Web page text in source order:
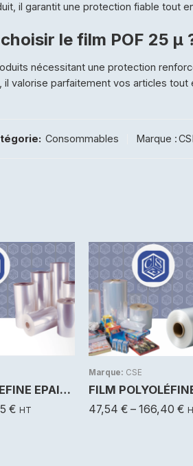
il garantit une protection fiable tout
le film POF 25 µ
nécessitant une protection
il valorise parfaitement vos articles
Consommables Marque :
FILM POLYOLEFINE EPAISSEUR 15µ
€ HT
Marque: CSE
47,54 € – 166,40 €
200mm
250mm
300mm
350mm
400mm
450mm
500mm
600mm